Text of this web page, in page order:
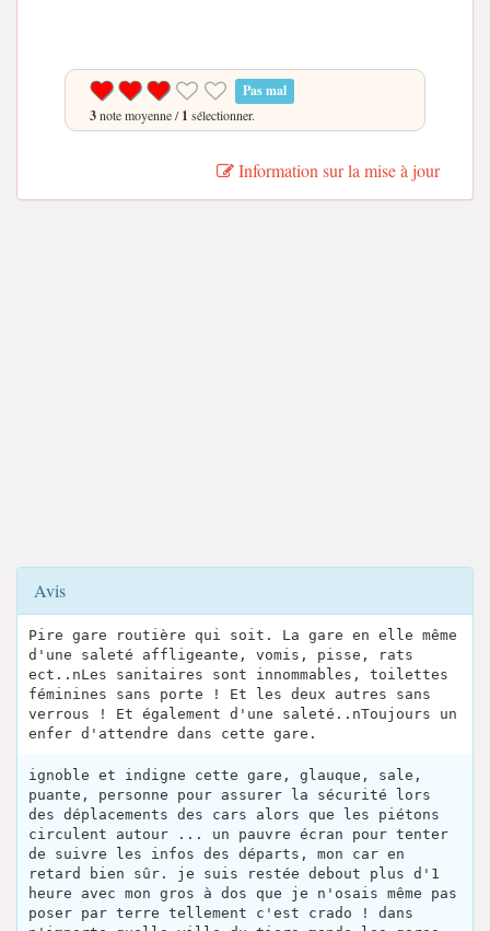
Pas mal
3note moyenne /1 sélectionner.
Information sur la mise à jour
Avis
Pire gare routière qui soit. La gare en elle même
d'une saleté affligeante, vomis, pisse, rats
ect..nLes sanitaires sont innommables, toilettes
féminines sans porte ! Et les deux autres sans
verrous ! Et également d'une saleté..nToujours un
enfer d'attendre dans cette gare.
ignoble et indigne cette gare, glauque, sale,
puante, personne pour assurer la sécurité lors
des déplacements des cars alors que les piétons
circulent autour ... un pauvre écran pour tenter
de suivre les infos des départs, mon car en
retard bien sûr. je suis restée debout plus d'1
heure avec mon gros à dos que je n'osais même pas
poser par terre tellement c'est crado ! dans